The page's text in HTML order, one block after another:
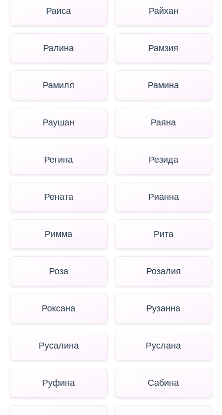
Раиса Райхан
Ралина Рамзия
Рамиля Рамина
Раушан Раяна
Регина Резида
Рената Рианна
Римма Рита
Роза Розалия
Роксана Рузанна
Русалина Руслана
Руфина Сабина